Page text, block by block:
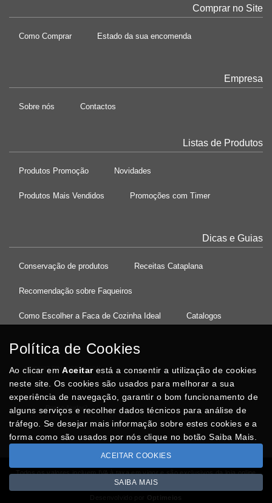
Comprar no Site
Como Comprar Estado da sua encomenda
Empresa
Sobre nós Contactos
Listas de Produtos
Produtos Promoção Novidades
Produtos Mais Vendidos Promoções com Timer
Dicas e Guias
Conservação de produtos Receitas Cataplana
Recomendação sobre Faqueiros
Como Escolher a Faca de Cozinha Ideal Catalogos
37°08'27.5"N 8°32'13.9"W
Posso Ajudar?
Todos os valores incluem IVA à taxa em vigor e são exclusivos da loja online
Copyright © CASACARMINHO.com 2026
Política de Cookies
Ao clicar emAceitarestá a consentir a utilização de cookies
neste site. Os cookies são usados para melhorar a sua
experiência de navegação, garantir o bom funcionamento de
alguns serviços e recolher dados técnicos para análise de
tráfego. Se desejar mais informação sobre estes cookies e a
forma como são usados por nós clique no botão Saiba Mais.
ACEITAR COOKIES
SAIBA MAIS